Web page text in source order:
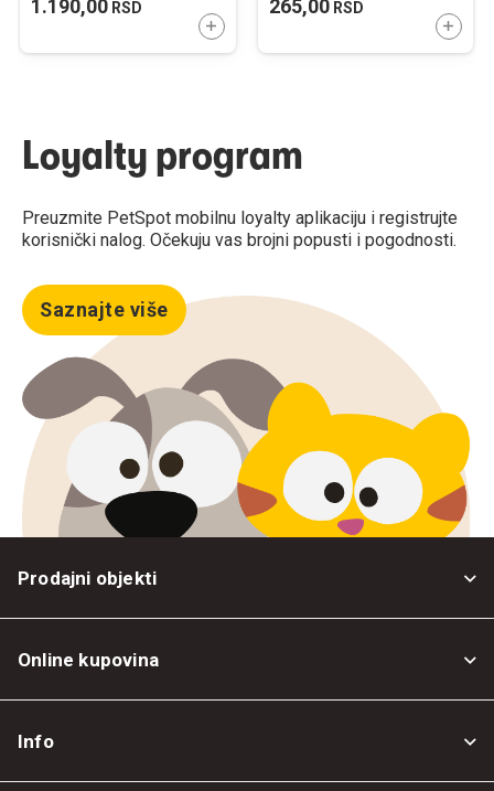
1.190,00 RSD
DODAJTE U KORPU
265,00RSD
Loyalty program
Preuzmite PetSpot mobilnu loyalty aplikaciju i registrujte
korisnički nalog. Očekuju vas brojni popusti i pogodnosti.
Saznajte više
Prodajni objekti
Online kupovina
Info